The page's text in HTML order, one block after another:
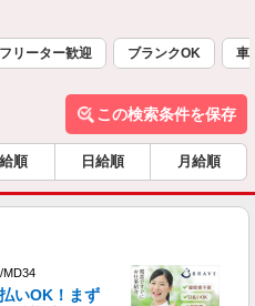
フリーター歓迎 ブランクOK 車
この検索条件を保存
順 日給順 月給順
MD34
いOK！まず